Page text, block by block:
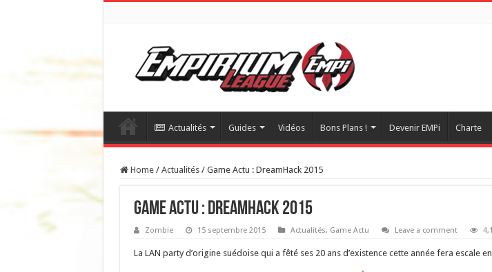
Actualités Guides Vidéos Bons Plans ! Devenir EMPi Charte
Home / Actualités / Game Actu : DreamHack 2015
Game Actu : DreamHack 2015
Zombie 15 septembre 2015 Actualités, Game Actu Leave a comment
La LAN party d’origine suédoise qui a fêté ses 20 ans d’existence cette année fera escale